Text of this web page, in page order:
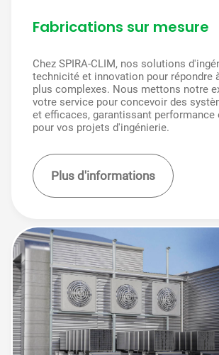
Fabrications sur mesure
Chez SPIRA-CLIM, nos solutions
technicité et innovation pour répondre
plus complexes. Nous mettons notre
votre service pour concevoir des
et efficaces, garantissant performance
pour vos projets d'ingénierie.
Plus d'informations